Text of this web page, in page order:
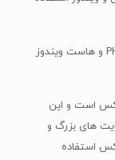
لینوکس معمولا از زبانهای برنامه نویسی PHP و هاست ویندوز
است و این
های بزرگ و
استفاده